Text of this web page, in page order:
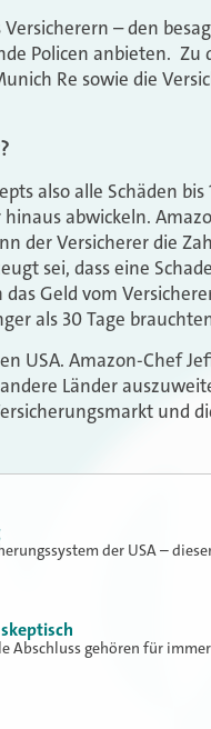
– den
Policen anbieten. Zu
Re sowie die
also alle Schäden
abwickeln.
der Versicherer die
sei, dass eine
Geld vom
als 30 Tage
USA. Amazon-Chef
Länder
und
der USA –
Abschluss gehören für